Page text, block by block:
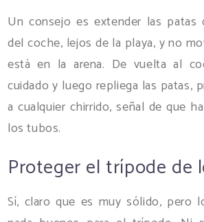
Un consejo es extender las patas
del coche, lejos de la playa, y no
está en la arena. De vuelta al
cuidado y luego repliega las patas,
a cualquier chirrido, señal de que
los tubos.
Proteger el trípode de
Sí, claro que es muy sólido, pero